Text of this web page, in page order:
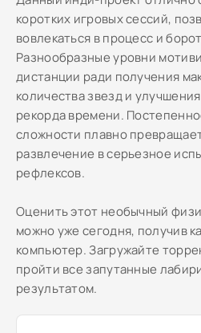
коротких игровых сессий,
вовлекаться в процесс и
Разнообразные уровни
дистанции ради получения
количества звезд и
рекорда времени.
сложности плавно
развлечение в серьезное
рефлексов.
Оценить этот необычный
можно уже сегодня, получив
компьютер. Загружайте
пройти все запутанные
результатом.